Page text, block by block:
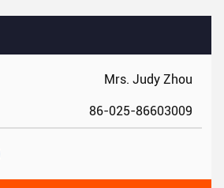
Mrs. Judy Zhou
86-025-86603009